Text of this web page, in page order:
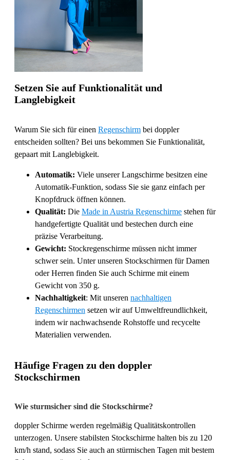
Setzen Sie auf Funktionalität und
Langlebigkeit
Warum Sie sich für einen Regenschirm bei doppler
entscheiden sollten? Bei uns bekommen Sie Funktionalität,
gepaart mit Langlebigkeit.
Automatik: Viele unserer Langschirme besitzen eine
Automatik-Funktion, sodass Sie sie ganz einfach per
Knopfdruck öffnen können.
Qualität: Die Made in Austria Regenschirme stehen für
handgefertigte Qualität und bestechen durch eine
präzise Verarbeitung.
Gewicht: Stockregenschirme müssen nicht immer
schwer sein. Unter unseren Stockschirmen für Damen
oder Herren finden Sie auch Schirme mit einem
Gewicht von 350 g.
Nachhaltigkeit: Mit unseren nachhaltigen
Regenschirmen setzen wir auf Umweltfreundlichkeit,
indem wir nachwachsende Rohstoffe und recycelte
Materialien verwenden.
Häufige Fragen zu den doppler
Stockschirmen
Wie sturmsicher sind die Stockschirme?
doppler Schirme werden regelmäßig Qualitätskontrollen
unterzogen. Unsere stabilsten Stockschirme halten bis zu 120
km/h stand, sodass Sie auch an stürmischen Tagen mit bestem